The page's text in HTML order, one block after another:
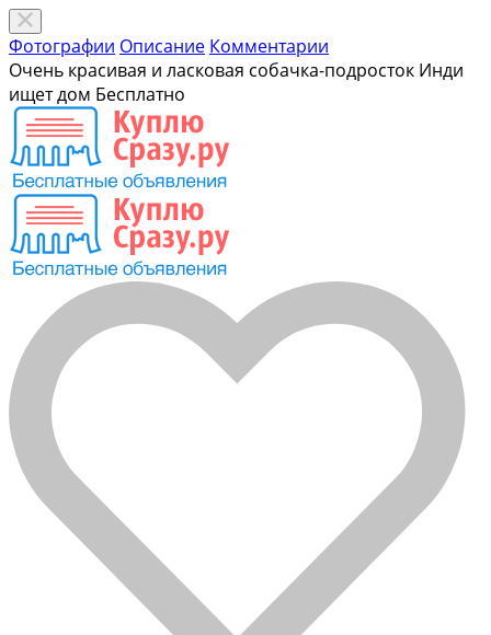
Фотографии Описание Комментарии
Очень красивая и ласковая собачка-подросток Инди
ищет дом Бесплатно